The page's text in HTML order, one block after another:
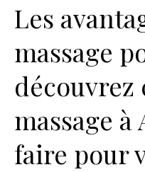
Les
massage
découvrez
massage
faire pour